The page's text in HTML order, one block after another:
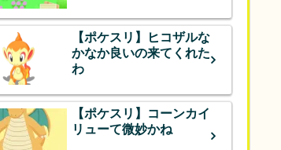
【ポケスリ】ヒコザルな
かなか良いの来てくれた
わ
【ポケスリ】コーンカイ
リューて微妙かね